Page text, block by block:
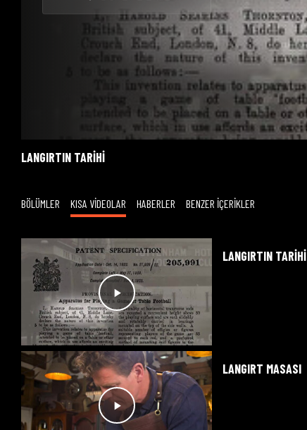
LANGIRTIN TARIHI
BÖLÜMLER KISA VİDEOLAR HABERLER BENZER İÇERİKLER
LANGIRTIN TARIHI
LANGIRT MASASI